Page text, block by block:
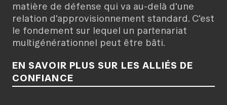
matière de défense qui va au-delà d'une
relation d'approvisionnement standard. C'est
le fondement sur lequel un partenariat
multigénérationnel peut être bâti.
EN SAVOIR PLUS SUR LES ALLIÉS DE
CONFIANCE